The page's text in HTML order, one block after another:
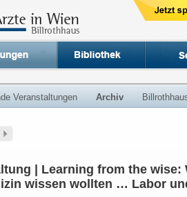
Veranstaltungen Archiv
| Learning from the wise:
wissen wollten … Labor